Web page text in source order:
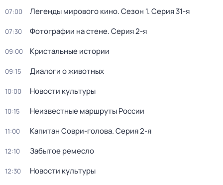
07:00 Легенды мирового кино. Сезон 1. Серия 31-я
07:30 Фотографии на стене. Серия 2-я
09:00 Кристальные истории
09:15 Диалоги о животных
10:00 Новости культуры
10:15 Неизвестные маршруты России
11:00 Капитан Соври-голова. Серия 2-я
12:10 Забытое ремесло
12:30 Новости культуры